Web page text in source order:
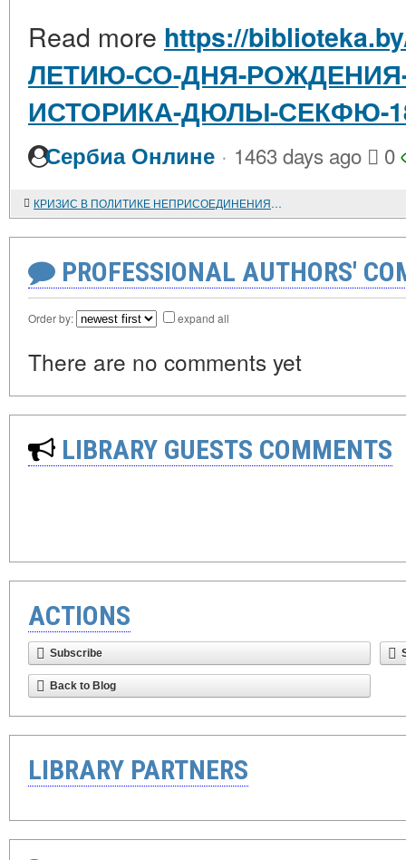
Read more https://
ЛЕТИЮ-СО-ДНЯ-
ИСТОРИКА-ДЮЛЫ-СЕКФЮ-
Сербиа Онлине · 1463 days ago 0
КРИЗИС В ПОЛИТИКЕ НЕПРИСОЕДИНЕНИЯ И АКТИВИЗАЦИЯ ЮГОСЛАВИИ НА ЕВРОПЕЙСКОЙ АРЕНЕ В СЕРЕДИНЕ 1960-х ГОДОВ
PROFESSIONAL AUTHORS'
Order by: expand all
There are no comments yet
LIBRARY GUESTS COMMENTS
ACTIONS
Subscribe
Back to Blog
LIBRARY PARTNERS